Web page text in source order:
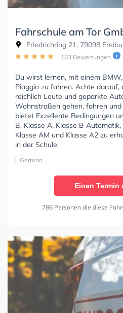
Fahrschule am Tor
Friedrichring 21, 79098
183 Bewertungen
Du wirst lernen, mit einem
Piaggio zu fahren. Achte darauf,
reichlich Leute und geparkte
Wohnstraßen gehen, fahren
bietet Exzellente Bedingungen
B, Klasse A, Klasse B
Klasse AM und Klasse A2 zu
in der Schule.
German
Einen Termin
786 Personen die diese